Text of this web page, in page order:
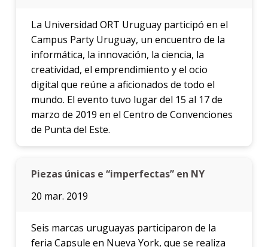
La Universidad ORT Uruguay participó en el
Campus Party Uruguay, un encuentro de la
informática, la innovación, la ciencia, la
creatividad, el emprendimiento y el ocio
digital que reúne a aficionados de todo el
mundo. El evento tuvo lugar del 15 al 17 de
marzo de 2019 en el Centro de Convenciones
de Punta del Este.
Piezas únicas e “imperfectas” en NY
20 mar. 2019
Seis marcas uruguayas participaron de la
feria Capsule en Nueva York, que se realiza